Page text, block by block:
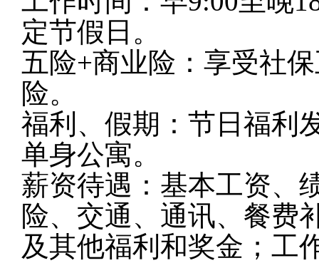
定节假日。
五险+商业险：享受社
险。
福利、假期：节日福利
单身公寓。
薪资待遇：基本工资、
险、交通、通讯、餐费
及其他福利和奖金；工